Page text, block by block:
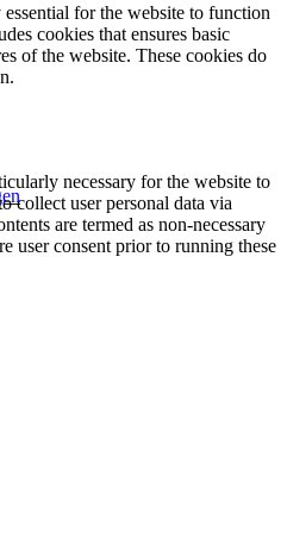
for the website to function
cookies that ensures basic
of the website. These cookies do
necessary for the website to
collect user personal data via
are termed as non-necessary
user consent prior to running these